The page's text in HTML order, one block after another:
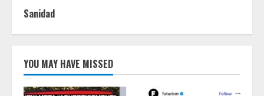
Sanidad
YOU MAY HAVE MISSED